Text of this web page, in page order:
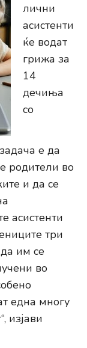
лични
асистенти
ќе водат
грижа за
14
дечиња
со
е да
родители во
и да се
асистенти
три
им се
во
една многу
изјави